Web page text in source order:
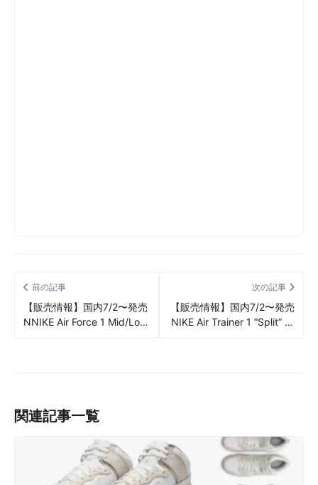
前の記事
【販売情報】国内7/2〜発売
NNIKE Air Force 1 Mid/Low
次の記事
【販売情報】国内7/2〜発売
NIKE Air Trainer 1 “Split” 販
関連記事一覧